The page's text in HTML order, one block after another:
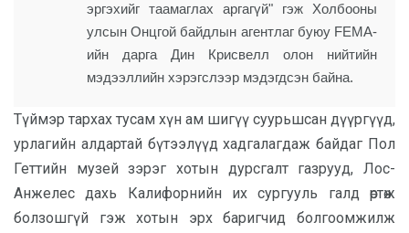
эргэхийг таамаглах аргагүй" гэж Холбооны
улсын Онцгой байдлын агентлаг буюу FEMA-
ийн дарга Дин Крисвелл олон нийтийн
мэдээллийн хэрэгслээр мэдэгдсэн байна.
Түймэр тархах тусам хүн ам шигүү суурьшсан дүүргүүд,
урлагийн алдартай бүтээлүүд хадгалагдаж байдаг Пол
Геттийн музей зэрэг хотын дурсгалт газрууд, Лос-
Анжелес дахь Калифорнийн их сургууль галд өртөж
болзошгүй гэж хотын эрх баригчид болгоомжилж